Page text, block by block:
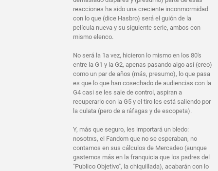
reacciones ha sido una creciente inconmormidad
con lo que (dice Hasbro) será el guión de la
película nueva y su siguiente serie, ambos con
mismo elenco.
No será la 1a vez, hicieron lo mismo en los 80's
entre la G1 y la G2, apenas pasando algo así (creo)
como un par de años (más, presumo), lo que pasa
es que lo que han cosechado de audiencias con la
G4 casi se les sale de control, aspiran a
recuperarlo con la G5 y el tiro les está saliendo por
la culata (pero de a ráfagas y de escopeta).
Y, más que seguro, les importará un bledo:
nosotrxs, el Fandom que no se esperaban, no
contamos en sus cálculos de Mercadeo (aunque
gastemos más en la franquicia que los padres del
"Publico Objetivo", la chiquillada), acabarán con lo